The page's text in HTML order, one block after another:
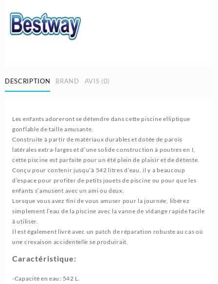
DESCRIPTION BRAND AVIS (0)
Les enfants adoreront se détendre dans cette piscine elliptique
gonflable de taille amusante.
Construite à partir de matériaux durables et dotée de parois
latérales extra-larges et d’une solide construction à poutres en I,
cette piscine est parfaite pour un été plein de plaisir et de détente.
Conçu pour contenir jusqu’à 542 litres d’eau, il y a beaucoup
d’espace pour profiter de petits jouets de piscine ou pour que les
enfants s’amusent avec un ami ou deux.
Lorsque vous avez fini de vous amuser pour la journée, libérez
simplement l’eau de la piscine avec la vanne de vidange rapide facile
à utiliser.
Il est également livré avec un patch de réparation robuste au cas où
une crevaison accidentelle se produirait.
Caractéristique:
-Capacité en eau: 542 L.